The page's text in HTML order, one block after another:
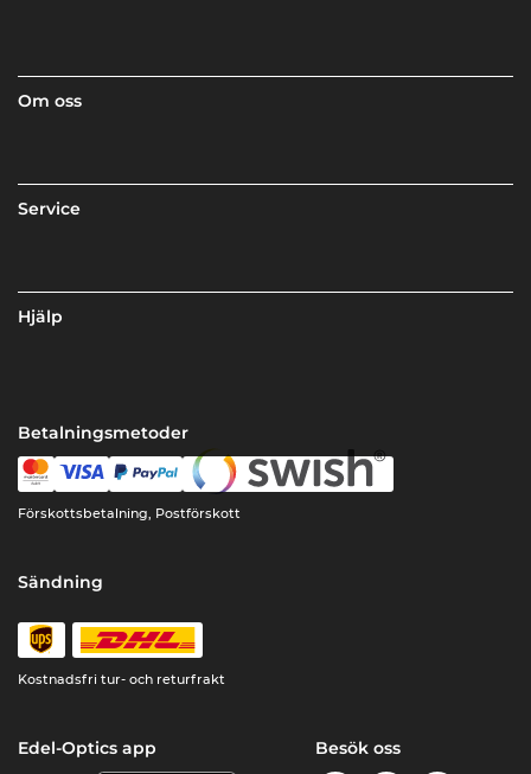
Om oss
Service
Hjälp
Betalningsmetoder
Förskottsbetalning, Postförskott
Sändning
Kostnadsfri tur- och returfrakt
Edel-Optics app Besök oss